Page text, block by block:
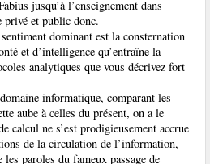
jusqu’à l’enseignement dans
privé et public donc.
dominant est la consternation
et d’intelligence qu’entraîne la
analytiques que vous décrivez fort
informatique, comparant les
aube à celles du présent, on a le
calcul ne s’est prodigieusement accrue
de la circulation de l’information,
les paroles du fameux passage de